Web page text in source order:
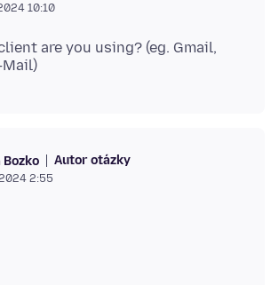
10:10
are you using? (eg. Gmail,
Autor otázky
2:55